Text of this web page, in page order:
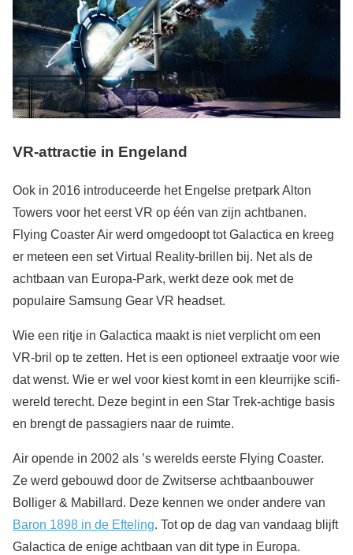
VR-attractie in Engeland
Ook in 2016 introduceerde het Engelse pretpark Alton
Towers voor het eerst VR op één van zijn achtbanen.
Flying Coaster Air werd omgedoopt tot Galactica en kreeg
er meteen een set Virtual Reality-brillen bij. Net als de
achtbaan van Europa-Park, werkt deze ook met de
populaire Samsung Gear VR headset.
Wie een ritje in Galactica maakt is niet verplicht om een
VR-bril op te zetten. Het is een optioneel extraatje voor wie
dat wenst. Wie er wel voor kiest komt in een kleurrijke scifi-
wereld terecht. Deze begint in een Star Trek-achtige basis
en brengt de passagiers naar de ruimte.
Air opende in 2002 als ’s werelds eerste Flying Coaster.
Ze werd gebouwd door de Zwitserse achtbaanbouwer
Bolliger & Mabillard. Deze kennen we onder andere van
Baron 1898 in de Efteling. Tot op de dag van vandaag blijft
Galactica de enige achtbaan van dit type in Europa.